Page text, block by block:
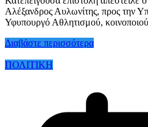
Αλέξανδρος Αυλωνίτης, προς την
Υφυπουργό Αθλητισμού,
Διαβάστε περισσότερα
ΠΟΛΙΤΙΚΗ